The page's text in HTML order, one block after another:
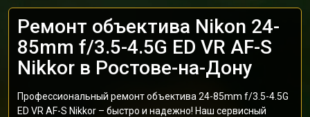
Ремонт объектива Nikon 24-
85mm f/3.5-4.5G ED VR AF-S
Nikkor в Ростове-на-Дону
Профессиональный ремонт объектива 24-85mm f/3.5-4.5G
ED VR AF-S Nikkor – быстро и надежно! Наш сервисный